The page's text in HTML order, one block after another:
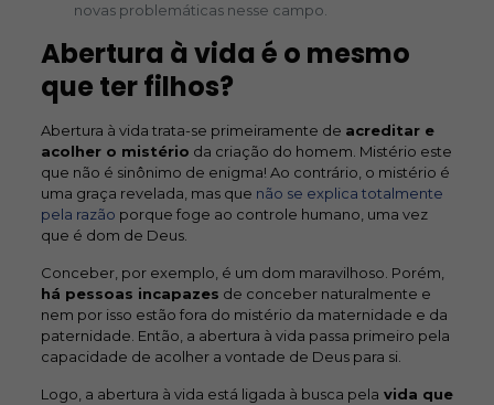
novas problemáticas nesse campo.
Abertura à vida é o mesmo
que ter filhos?
Abertura à vida trata-se primeiramente de acreditar e
acolher o mistério da criação do homem. Mistério este
que não é sinônimo de enigma! Ao contrário, o mistério é
uma graça revelada, mas que não se explica totalmente
pela razão porque foge ao controle humano, uma vez
que é dom de Deus.
Conceber, por exemplo, é um dom maravilhoso. Porém,
há pessoas incapazes de conceber naturalmente e
nem por isso estão fora do mistério da maternidade e da
paternidade. Então, a abertura à vida passa primeiro pela
capacidade de acolher a vontade de Deus para si.
Logo, a abertura à vida está ligada à busca pela vida que